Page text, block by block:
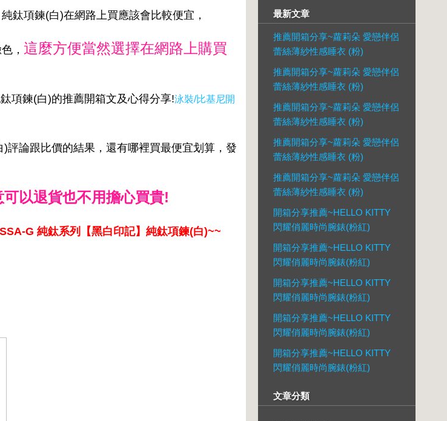
鈦項鍊(白)在網路上買應該會比較便宜，
， 這麼方便當然選擇在網路上購買
項鍊(白)的推薦開箱文及心得分享!泳裝/比基尼開
論跟比價的結果，還有哪裡買最便宜划算，發
以退貨也不用擔心買貴!
G 純鈦系列【黑白印記】純鈦項鍊(白)~~
最新文章
推薦開箱分享~蘿莉朵 愛戀伴侶
蕾絲薄紗性感睡衣 (粉)
推薦開箱分享~蘿莉朵 愛戀伴侶
蕾絲薄紗性感睡衣 (粉)
推薦開箱分享~蘿莉朵 愛戀伴侶
蕾絲薄紗性感睡衣 (粉)
推薦開箱分享~蘿莉朵 愛戀伴侶
蕾絲薄紗性感睡衣 (粉)
推薦開箱分享~蘿莉朵 愛戀伴侶
蕾絲薄紗性感睡衣 (粉)
開箱分享推薦~HELLO KITTY
閃耀俏麗時尚腕錶(粉紅)
開箱分享推薦~HELLO KITTY
閃耀俏麗時尚腕錶(粉紅)
開箱分享推薦~HELLO KITTY
閃耀俏麗時尚腕錶(粉紅)
開箱分享推薦~HELLO KITTY
閃耀俏麗時尚腕錶(粉紅)
開箱分享推薦~HELLO KITTY
閃耀俏麗時尚腕錶(粉紅)
文章分類